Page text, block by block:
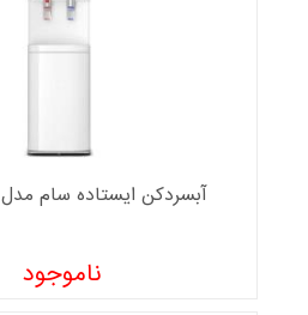
آبسردکن ایستاده سام مدل WD-P767
ناموجود